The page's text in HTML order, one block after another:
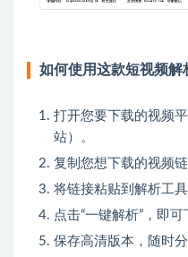
如何使用这款短视频解
打开您要下载的视频
站）。
复制您想下载的视频链
将链接粘贴到解析工具
点击“一键解析”，即可
保存高清版本，随时分